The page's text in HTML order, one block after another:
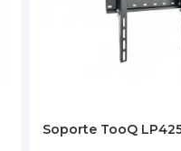
Soporte TooQ